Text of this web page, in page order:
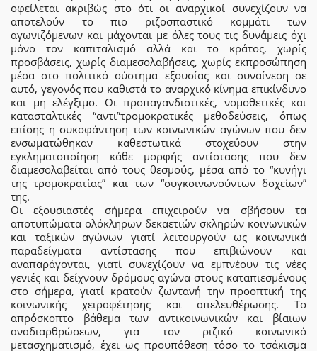
οφείλεται ακριβώς στο ότι οι αναρχικοί συνεχίζουν να
αποτελούν το πιο ριζοσπαστικό κομμάτι των
αγωνιζόμενων και μάχονται με όλες τους τις δυνάμεις όχι
μόνο τον καπιταλισμό αλλά και το κράτος, χωρίς
προσβάσεις, χωρίς διαμεσολαβήσεις, χωρίς εκπροσώπηση
μέσα στο πολιτικό σύστημα εξουσίας και συναίνεση σε
αυτό, γεγονός που καθιστά το αναρχικό κίνημα επικίνδυνο
και μη ελέγξιμο. Οι προπαγανδιστικές, νομοθετικές και
κατασταλτικές “αντι”τρομοκρατικές μεθοδεύσεις, όπως
επίσης η συκοφάντηση των κοινωνικών αγώνων που δεν
ενσωματώθηκαν καθεστωτικά στοχεύουν στην
εγκληματοποίηση κάθε μορφής αντίστασης που δεν
διαμεσολαβείται από τους θεσμούς, μέσα από το “κυνήγι
της τρομοκρατίας” και των “συγκοινωνούντων δοχείων”
της.
Οι εξουσιαστές σήμερα επιχειρούν να σβήσουν τα
αποτυπώματα ολόκληρων δεκαετιών σκληρών κοινωνικών
και ταξικών αγώνων γιατί λειτουργούν ως κοινωνικά
παραδείγματα αντίστασης που επιβιώνουν και
αναπαράγονται, γιατί συνεχίζουν να εμπνέουν τις νέες
γενιές και δείχνουν δρόμους αγώνα στους καταπιεσμένους
στο σήμερα, γιατί κρατούν ζωντανή την προοπτική της
κοινωνικής χειραφέτησης και απελευθέρωσης. Το
απρόσκοπτο βάθεμα των αντικοινωνικών και βίαιων
αναδιαρθρώσεων, για τον ριζικό κοινωνικό
μετασχηματισμό, έχει ως προϋπόθεση τόσο το τσάκισμα